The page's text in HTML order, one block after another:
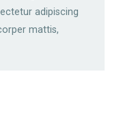
adipiscing
mattis,